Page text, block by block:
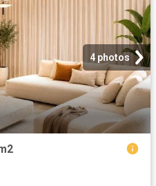
4 photos